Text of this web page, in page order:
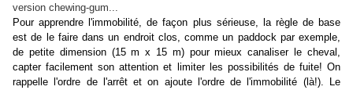
version chewing-gum...
Pour apprendre l'immobilité, de façon plus sérieuse, la règle de base
est de le faire dans un endroit clos, comme un paddock par exemple,
de petite dimension (15 m x 15 m) pour mieux canaliser le cheval,
capter facilement son attention et limiter les possibilités de fuite! On
rappelle l'ordre de l'arrêt et on ajoute l'ordre de l'immobilité (là!). Le